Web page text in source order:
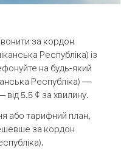
за кордон
Республіка) із
на будь-який
Республіка) —
від 5.5 ¢ за хвилину.
або тарифний план,
за кордон